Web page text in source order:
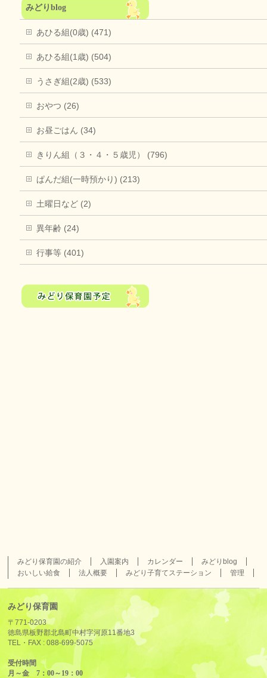
みどりblog
あひる組(0歳) (471)
あひる組(1歳) (504)
うさぎ組(2歳) (533)
おやつ (26)
お昼ごはん (34)
きりん組（３・４・５歳児） (796)
ぱんだ組(一時預かり) (213)
土曜日など (2)
異年齢 (24)
行事等 (401)
みどり保育園の紹介 入園案内 カレンダー
みどりblog
おいしい給食
法人概要 みどり子育てステーション 管理
みどり保育園
〒771-0203
徳島県板野郡北島町中村字河原11番地3
TEL・FAX :088-699-5075
受付時間
月～金 7：00～19：00